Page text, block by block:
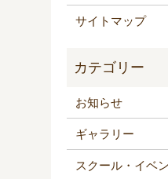
サイトマップ
お知らせ
ギャラリー
スクール・イベ